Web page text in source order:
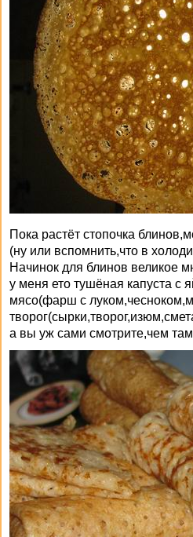
Пока растёт стопочка
(ну или вспомнить,что в
Начинок для блинов великое
у меня ето тушёная капуста с
мясо(фарш с
а вы уж сами смотрите,чем